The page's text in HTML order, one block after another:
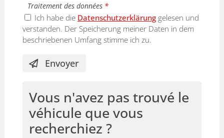
Traitement des données *
Ich habe die Datenschutzerklärunggelesen und
verstanden. Der Speicherung meiner Daten in dem
beschriebenen Umfang stimme ich zu.
Envoyer
Vous n'avez pas trouvé le
véhicule que vous
recherchiez ?